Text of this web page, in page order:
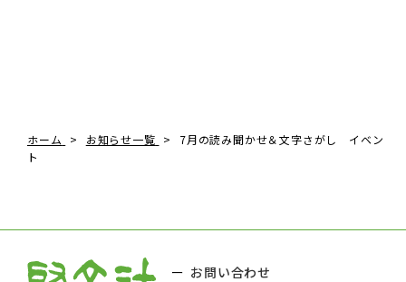
ホーム お知らせ一覧
7月の読み聞かせ＆文字さがし イベン
ト
お問い合わせ